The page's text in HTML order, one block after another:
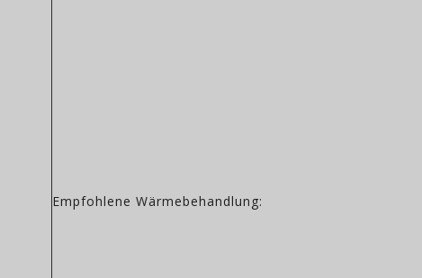
Empfohlene Wärmebehandlung: